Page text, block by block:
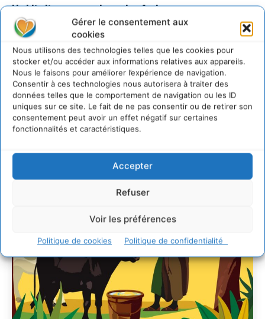
Gérer le consentement aux
cookies
Nous utilisons des technologies telles que les cookies pour
stocker et/ou accéder aux informations relatives aux appareils.
Nous le faisons pour améliorer l’expérience de navigation.
Consentir à ces technologies nous autorisera à traiter des
données telles que le comportement de navigation ou les ID
uniques sur ce site. Le fait de ne pas consentir ou de retirer son
consentement peut avoir un effet négatif sur certaines
fonctionnalités et caractéristiques.
Accepter
Refuser
Voir les préférences
Politique de cookies Politique de confidentialité
Un kit citoyen pour lever les freins au
développement des forêts comestibles dans nos
villes
29 juillet 2026
L’éco-anxiété informe et l’éco-lucidité transforme
28 juillet 2026
7 indicateurs pour des villes résilientes et durables,
adaptées au changement climatique
27 juillet 2026